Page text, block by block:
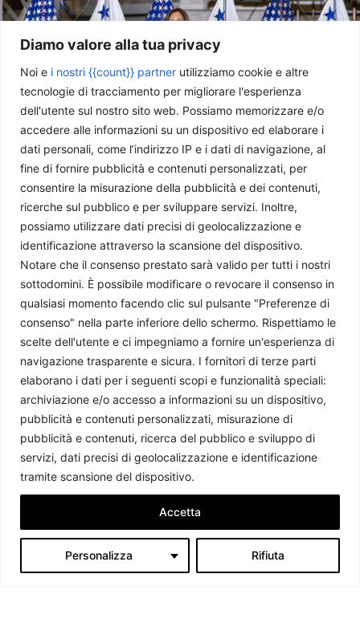
Diamo valore alla tua privacy
Noi e i nostri {{count}} partner utilizziamo cookie e altre
tecnologie di tracciamento per migliorare l'esperienza
dell'utente sul nostro sito web. Possiamo memorizzare e/o
accedere alle informazioni su un dispositivo ed elaborare i
dati personali, come l’indirizzo IP e i dati di navigazione, al
fine di fornire pubblicità e contenuti personalizzati, per
consentire la misurazione della pubblicità e dei contenuti,
ricerche sul pubblico e per sviluppare servizi. Inoltre,
possiamo utilizzare dati precisi di geolocalizzazione e
identificazione attraverso la scansione del dispositivo.
Notare che il consenso prestato sarà valido per tutti i nostri
sottodomini. È possibile modificare o revocare il consenso in
qualsiasi momento facendo clic sul pulsante "Preferenze di
consenso" nella parte inferiore dello schermo. Rispettiamo le
scelte dell'utente e ci impegniamo a fornire un'esperienza di
navigazione trasparente e sicura. I fornitori di terze parti
elaborano i dati per i seguenti scopi e funzionalità speciali:
archiviazione e/o accesso a informazioni su un dispositivo,
pubblicità e contenuti personalizzati, misurazione di
pubblicità e contenuti, ricerca del pubblico e sviluppo di
servizi, dati precisi di geolocalizzazione e identificazione
tramite scansione del dispositivo.
Personalizza Rifiuta
Accetta
Il primo National Space Council della Vicepresidente Harris
Chi siamo
Il Caffè Geopolitico è una Associazione di Promozione Sociale. Dal
2009 parliamo di politica internazionale, per diffondere una
conoscenza accessibile e aggiornata delle dinamiche geopolitiche che
segnano il mondo che ci circonda.
C.F./P.IVA 11078490965 - Testata giornalistica registrata presso il